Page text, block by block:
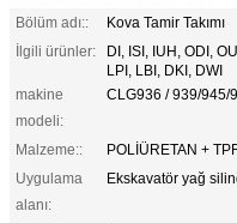
Bölüm adı::
Kova Tamir Takımı
İlgili ürünler:
DI, ISI, IUH, ODI,
LPI, LBI, DKI, DWI
makine
modeli:
CLG936 / 939/945/
Malzeme::
POLİÜRETAN +
Uygulama
alanı:
Ekskavatör yağ